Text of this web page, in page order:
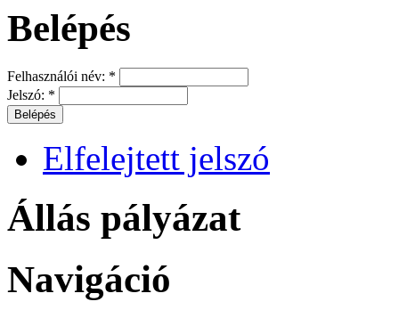
Belépés
Felhasználói név: *
Jelszó: *
Elfelejtett jelszó
Állás pályázat
Navigáció